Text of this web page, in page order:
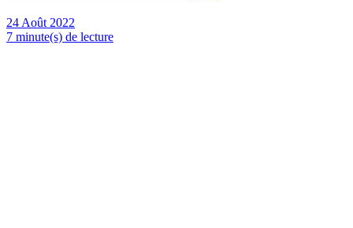
24 Août 2022
7 minute(s) de lecture